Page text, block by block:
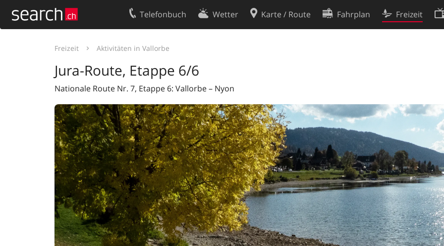
Telefonbuch Wetter Karte / Route Fahrplan Freizeit
Freizeit Aktivitäten in Vallorbe
Jura-Route, Etappe 6/6
Nationale Route Nr. 7, Etappe 6: Vallorbe – Nyon
Datenschutzerklärung